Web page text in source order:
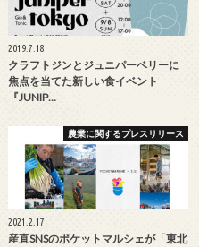
2019.7.18
クラフトジンとジュニパーベリーに
焦点を当てた新しい食イベント
『JUNIP…
農業に関するプレスリリース
2021.2.17
産直SNSのポケットマルシェが「東北